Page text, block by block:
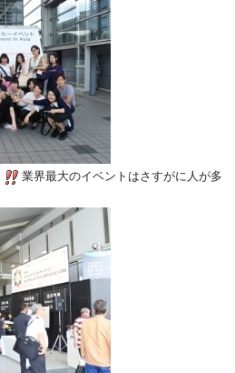
業界最大のイベントはさすがに人が多